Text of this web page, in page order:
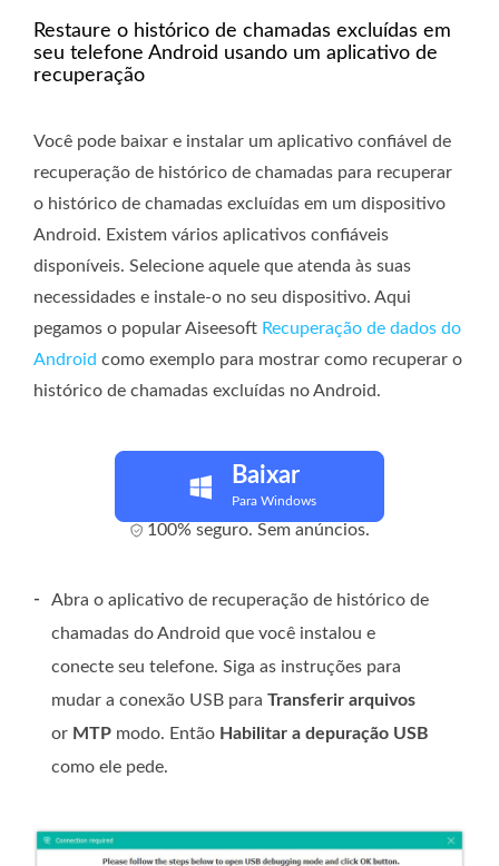
Restaure o histórico de chamadas excluídas em
seu telefone Android usando um aplicativo de
recuperação
Você pode baixar e instalar um aplicativo confiável de
recuperação de histórico de chamadas para recuperar
o histórico de chamadas excluídas em um dispositivo
Android. Existem vários aplicativos confiáveis ​​
disponíveis. Selecione aquele que atenda às suas
necessidades e instale-o no seu dispositivo. Aqui
pegamos o popular Aiseesoft Recuperação de dados do
Android como exemplo para mostrar como recuperar o
histórico de chamadas excluídas no Android.
Baixar
Para Windows
100% seguro. Sem anúncios.
-
Abra o aplicativo de recuperação de histórico de
chamadas do Android que você instalou e
conecte seu telefone. Siga as instruções para
mudar a conexão USB para Transferir arquivos
or MTP modo. Então Habilitar a depuração USB
como ele pede.